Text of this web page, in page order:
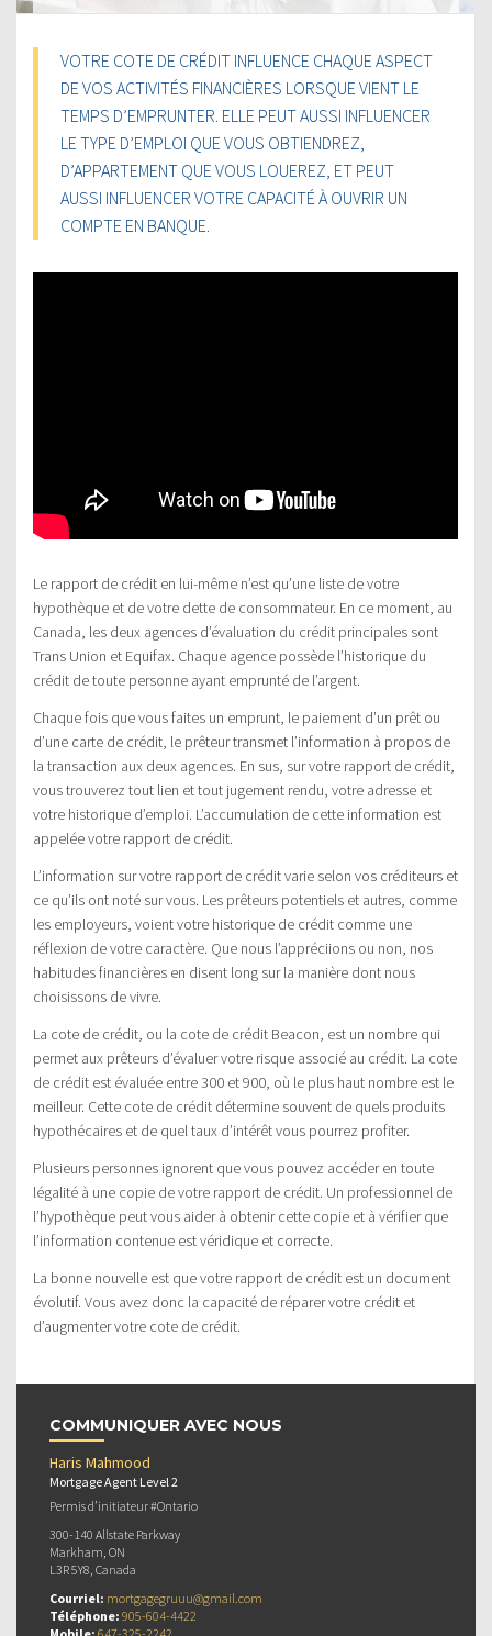
VOTRE COTE DE CRÉDIT INFLUENCE CHAQUE ASPECT
DE VOS ACTIVITÉS FINANCIÈRES LORSQUE VIENT LE
TEMPS D’EMPRUNTER. ELLE PEUT AUSSI INFLUENCER
LE TYPE D’EMPLOI QUE VOUS OBTIENDREZ,
D’APPARTEMENT QUE VOUS LOUEREZ, ET PEUT
AUSSI INFLUENCER VOTRE CAPACITÉ À OUVRIR UN
COMPTE EN BANQUE.
Le rapport de crédit en lui-même n’est qu’une liste de votre
hypothèque et de votre dette de consommateur. En ce moment, au
Canada, les deux agences d’évaluation du crédit principales sont
Trans Union et Equifax. Chaque agence possède l’historique du
crédit de toute personne ayant emprunté de l’argent.
Chaque fois que vous faites un emprunt, le paiement d’un prêt ou
d’une carte de crédit, le prêteur transmet l’information à propos de
la transaction aux deux agences. En sus, sur votre rapport de crédit,
vous trouverez tout lien et tout jugement rendu, votre adresse et
votre historique d’emploi. L’accumulation de cette information est
appelée votre rapport de crédit.
L’information sur votre rapport de crédit varie selon vos créditeurs et
ce qu’ils ont noté sur vous. Les prêteurs potentiels et autres, comme
les employeurs, voient votre historique de crédit comme une
réflexion de votre caractère. Que nous l’appréciions ou non, nos
habitudes financières en disent long sur la manière dont nous
choisissons de vivre.
La cote de crédit, ou la cote de crédit Beacon, est un nombre qui
permet aux prêteurs d’évaluer votre risque associé au crédit. La cote
de crédit est évaluée entre 300 et 900, où le plus haut nombre est le
meilleur. Cette cote de crédit détermine souvent de quels produits
hypothécaires et de quel taux d’intérêt vous pourrez profiter.
Plusieurs personnes ignorent que vous pouvez accéder en toute
légalité à une copie de votre rapport de crédit. Un professionnel de
l’hypothèque peut vous aider à obtenir cette copie et à vérifier que
l’information contenue est véridique et correcte.
La bonne nouvelle est que votre rapport de crédit est un document
évolutif. Vous avez donc la capacité de réparer votre crédit et
d’augmenter votre cote de crédit.
COMMUNIQUER AVEC NOUS
Haris Mahmood
Mortgage Agent Level 2
Permis d’initiateur #Ontario
300-140 Allstate Parkway
Markham, ON
L3R 5Y8, Canada
Courriel: mortgagegruuu@gmail.com
Téléphone: 905-604-4422